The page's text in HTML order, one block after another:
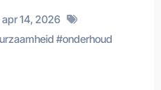
apr 14, 2026
#onderhoud